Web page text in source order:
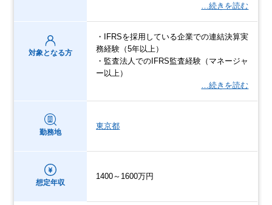
…続きを読む
対象となる方
・IFRSを採用している企業での連結決算実
務経験（5年以上）
・監査法人でのIFRS監査経験（マネージャ
ー以上）
…続きを読む
勤務地
東京都
想定年収
1400～1600万円